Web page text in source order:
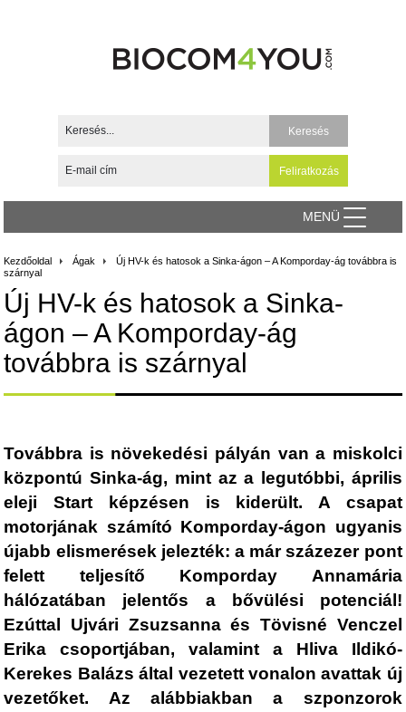
MENÜ
Kezdőoldal Ágak
Új HV-k és hatosok a Sinka-ágon – A Komporday-ág továbbra is
szárnyal
Új HV-k és hatosok a Sinka-
ágon – A Komporday-ág
továbbra is szárnyal
Továbbra is növekedési pályán van a miskolci
központú Sinka-ág, mint az a legutóbbi, április
eleji Start képzésen is kiderült. A csapat
motorjának számító Komporday-ágon ugyanis
újabb elismerések jelezték: a már százezer pont
felett teljesítő Komporday Annamária
hálózatában jelentős a bővülési potenciál!
Ezúttal Ujvári Zsuzsanna és Tövisné Venczel
Erika csoportjában, valamint a Hliva Ildikó-
Kerekes Balázs által vezetett vonalon avattak új
vezetőket. Az alábbiakban a szponzorok